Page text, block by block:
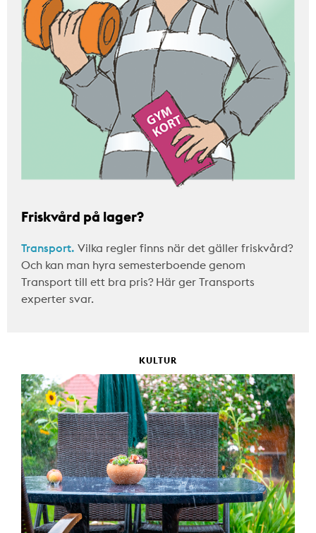
Friskvård på lager?
Transport. Vilka regler finns när det gäller friskvård?
Och kan man hyra semesterboende genom
Transport till ett bra pris? Här ger Transports
experter svar.
KULTUR